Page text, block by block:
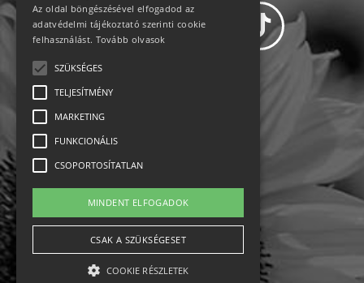
Impresszum-kapcsolat
Jogi nyilatkozat
Rólunk
English
Az oldal böngészésével elfogadod az
adatvédelmi tájékoztató szerinti cookie
felhasználást. Tovább olvasok
SZÜKSÉGES
TELJESÍTMÉNY
MARKETING
FUNKCIONÁLIS
CSOPORTOSÍTATLAN
MINDENT ELFOGADOK
CSAK A SZÜKSÉGESET
COOKIE RÉSZLETEK